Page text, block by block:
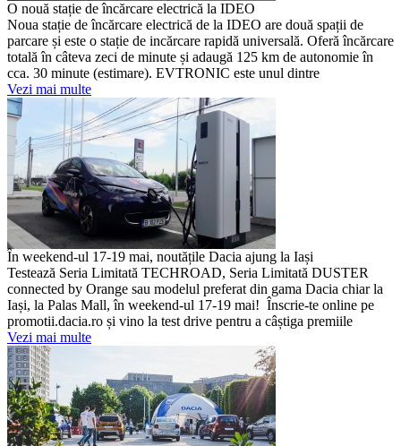
O nouă stație de încărcare electrică la IDEO
Noua stație de încărcare electrică de la IDEO are două spații de
parcare și este o stație de incărcare rapidă universală. Oferă încărcare
totală în câteva zeci de minute și adaugă 125 km de autonomie în
cca. 30 minute (estimare). EVTRONIC este unul dintre
Vezi mai multe
În weekend-ul 17-19 mai, noutățile Dacia ajung la Iași
Testează Seria Limitată TECHROAD, Seria Limitată DUSTER
connected by Orange sau modelul preferat din gama Dacia chiar la
Iași, la Palas Mall, în weekend-ul 17-19 mai! Înscrie-te online pe
promotii.dacia.ro și vino la test drive pentru a câștiga premiile
Vezi mai multe